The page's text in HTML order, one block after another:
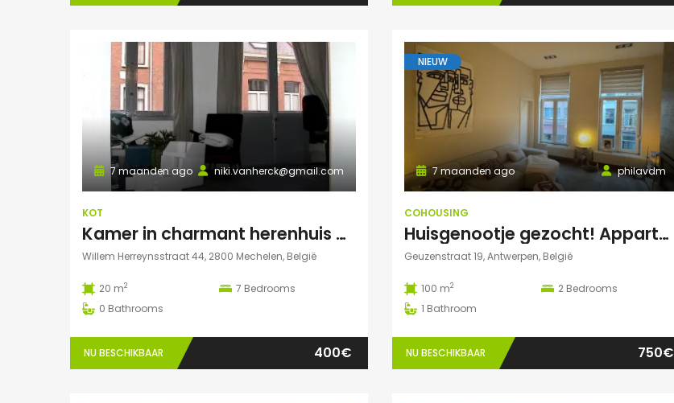
niki.vanherck@gmail.com
7 maanden ago
KOT
Kamer in charmant herenhuis met grote zonnige tuin
Willem Herreynsstraat 44, 2800 Mechelen, België
20 m2 7 Bedrooms
0 Bathrooms
NU BESCHIKBAAR 400€
NIEUW
philavdm
7 maanden ago
COHOUSING
Huisgenootje gezocht! Appartement aan het Marnixplein, Antwerpen Zuid
Geuzenstraat 19, Antwerpen, België
100 m2 2 Bedrooms
1 Bathroom
NU BESCHIKBAAR 750€